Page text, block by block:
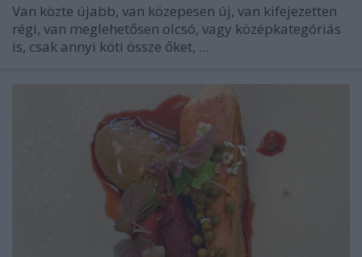
Van közte újabb, van közepesen új, van kifejezetten
régi, van meglehetősen olcsó, vagy középkategóriás
is, csak annyi köti össze őket, ...